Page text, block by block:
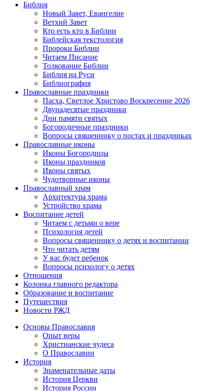
Библия
Новый Завет, Евангелие
Ветхий Завет
Кто есть кто в Библии
Библейская текстология
Пророки Библии
Читаем Писание
Толкование Библии
Библия на Руси
Библиография
Православные праздники
Пасха, Светлое Христово Воскресение 2026
Двунадесятые праздники
Дни памяти святых
Богородичные праздники
Вопросы священнику о постах и праздниках
Православные иконы
Иконы Богородицы
Иконы праздников
Иконы святых
Чудотворные иконы
Православный храм
Архитектура храма
Устройство храма
Воспитание детей
Читаем с детьми о вере
Психология детей
Вопросы священнику о детях и воспитании
Что читать детям
У вас будет ребенок
Вопросы психологу о детях
Отношения
Колонка главного редактора
Образование и воспитание
Путешествия
Новости РЖД
Основы Православия
Опыт веры
Христианские чудеса
О Православии
История
Знаменательные даты
История Церкви
История России